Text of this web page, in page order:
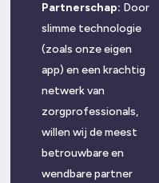
Partnerschap: Door
slimme technologie
(zoals onze eigen
app) en een krachtig
netwerk van
zorgprofessionals,
willen wij de meest
betrouwbare en
wendbare partner